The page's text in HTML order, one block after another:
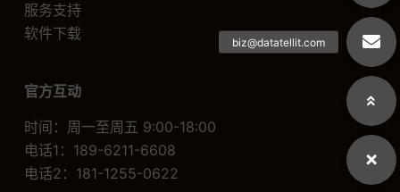
服务支持
软件下载
官方互动
时间：周一至周五 9:00-18:00
电话1：189-6211-6608
电话2：181-1255-0622